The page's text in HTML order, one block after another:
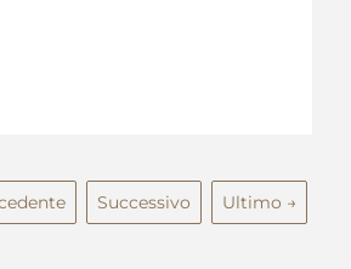
Successivo Ultimo →